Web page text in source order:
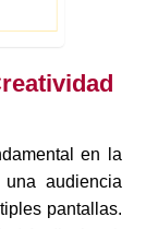
en la
audiencia
pantallas.